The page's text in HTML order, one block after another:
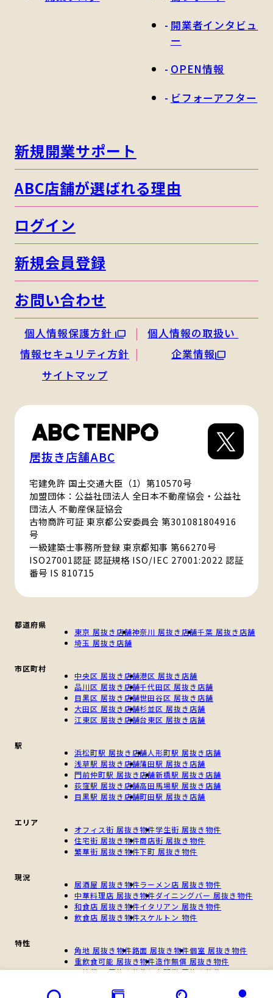
開業者インタビュ
ー
OPEN情報
ビフォーアフター
新規開業サポート
ABC店舗が選ばれる理由
ログイン
新規会員登録
お問い合わせ
個人情報保護方針
個人情報の取扱い
情報セキュリティ方針
企業情報
サイトマップ
居抜き店舗ABC
宅建免許 国土交通大臣（1）第10570号
加盟団体：公益社団法人 全日本不動産協会・公益社
団法人 不動産保証協会
古物商許可証 東京都公安委員会 第301081804916
号
一級建築士事務所登録 東京都知事 第66270号
ISO27001認証 認証規格 ISO/IEC 27001:2022 認証
番号 IS 810715
都道府県
東京 居抜き店舗神奈川 居抜き店舗千葉 居抜き店舗
埼玉 居抜き店舗
市区町村
中央区 居抜き店舗港区 居抜き店舗
品川区 居抜き店舗千代田区 居抜き店舗
目黒区 居抜き店舗世田谷区 居抜き店舗
大田区 居抜き店舗杉並区 居抜き店舗
江東区 居抜き店舗台東区 居抜き店舗
駅
浜松町駅 居抜き店舗人形町駅 居抜き店舗
浅草駅 居抜き店舗蒲田駅 居抜き店舗
門前仲町駅 居抜き店舗新橋駅 居抜き店舗
荻窪駅 居抜き店舗高田馬場駅 居抜き店舗
目黒駅 居抜き店舗町田駅 居抜き店舗
エリア
オフィス街 居抜き物件学生街 居抜き物件
住宅街 居抜き物件商店街 居抜き物件
繁華街 居抜き物件下町 居抜き物件
現況
居酒屋 居抜き物件ラーメン店 居抜き物件
中華料理店 居抜き物件ダイニングバー 居抜き物件
和食店 居抜き物件イタリアン 居抜き物件
飲食店 居抜き物件スケルトン 物件
特性
角地 居抜き物件路面 居抜き物件個室 居抜き物件
重飲食可能 居抜き物件造作無償 居抜き物件
一棟貸し 居抜き物件個人開業 居抜き物件